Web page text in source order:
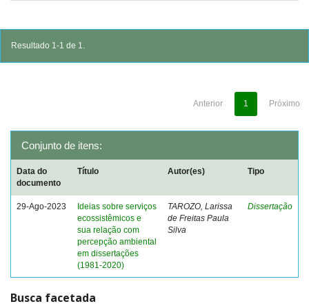
Resultado 1-1 de 1.
Anterior 1 Próximo
Conjunto de itens:
Data do
documento
Título Autor(es) Tipo
29-Ago-2023
Ideias sobre serviços
ecossistêmicos e
sua relação com
percepção ambiental
em dissertações
(1981-2020)
TAROZO, Larissa
de Freitas Paula
Silva
Dissertação
Busca facetada